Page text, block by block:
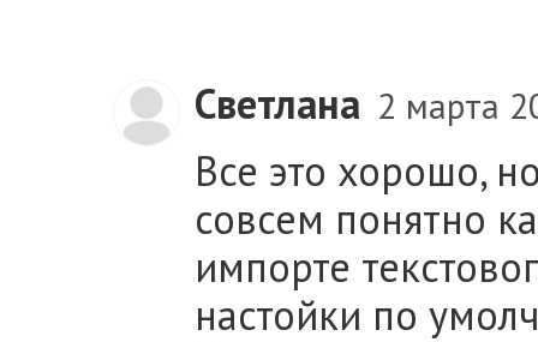
Светлана 2 марта
Все это хорошо,
совсем понятно
импорте
настойки по